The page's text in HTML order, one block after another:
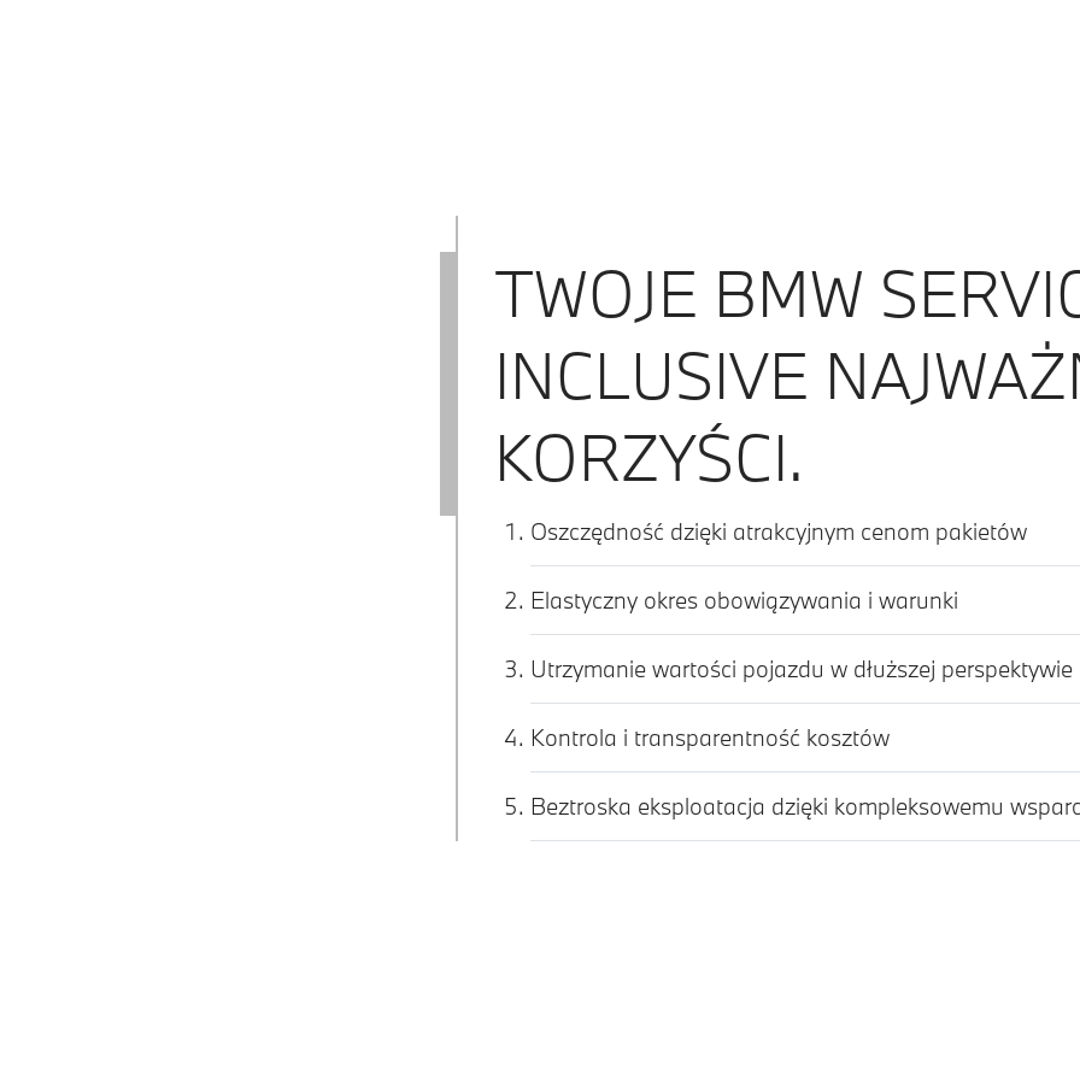
TWOJE BMW
INCLUSIVE
KORZYŚCI.
Oszczędność dzięki atrakcyjnym cenom pakietów
Elastyczny okres obowiązywania i warunki
Utrzymanie wartości pojazdu w dłuższej perspektywie
Kontrola i transparentność kosztów
Beztroska eksploatacja dzięki kompleksowemu